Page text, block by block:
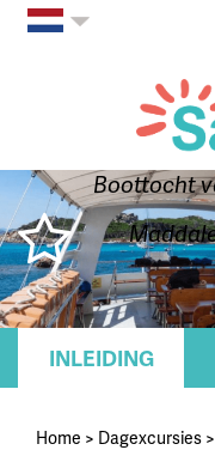
Boottocht
INLEIDING
Home > Dagexcursies >